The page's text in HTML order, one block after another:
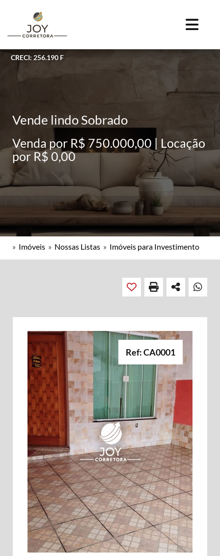
CRECI: 256.190 F
Vende lindo Sobrado
Venda por R$ 750.000,00 | Locação
por R$ 0,00
» Imóveis » Nossas Listas » Imóveis para Investimento
Ref: CA0001